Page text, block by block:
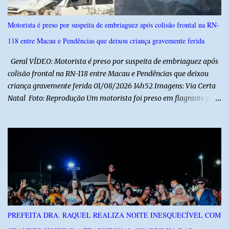
Motorista é preso por suspeita de embriaguez após colisão frontal na RN-
118 entre Macau e Pendências que deixou criança gravemente ferida
Geral VÍDEO: Motorista é preso por suspeita de embriaguez após
colisão frontal na RN-118 entre Macau e Pendências que deixou
criança gravemente ferida 01/08/2026 14h52 Imagens: Via Certa
Natal Foto: Reprodução Um motorista foi preso em flagrante por
Um dos condutores apresentava sinais de embriaguez, foi levado
ao Hospital Regional Tarcísio Maia, em Mossoró, e autuado em
flagrante. O exame pericial para confirmar a presença de álcool no
organismo está em andamento. No outro veículo estavam
funcionários da Caern que seguiam para uma partida de futebol. O
motorista e uma mulher sofreram ferimentos leves. A criança, que
PREFEITA DRA. RAQUEL REALIZA NOITE INESQUECÍVEL COM